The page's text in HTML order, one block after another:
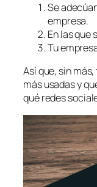
Se
empresa.
En las que
Tu
Así que, sin
más usadas y
qué redes